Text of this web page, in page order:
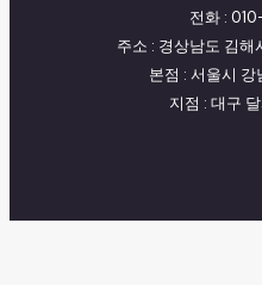
전화 :
주소 : 경상남도 김
본점 : 서울시
지점 : 대구